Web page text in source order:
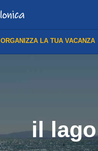
ORGANIZZA LA TUA VACANZA
il